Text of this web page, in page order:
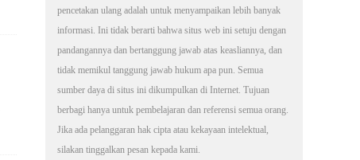
pencetakan ulang adalah untuk menyampaikan lebih banyak
informasi. Ini tidak berarti bahwa situs web ini setuju dengan
pandangannya dan bertanggung jawab atas keasliannya, dan
tidak memikul tanggung jawab hukum apa pun. Semua
sumber daya di situs ini dikumpulkan di Internet. Tujuan
berbagi hanya untuk pembelajaran dan referensi semua orang.
Jika ada pelanggaran hak cipta atau kekayaan intelektual,
silakan tinggalkan pesan kepada kami.